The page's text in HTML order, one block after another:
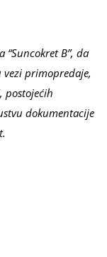
“Suncokret B”, da
primopredaje,
postojećih
dokumentacije